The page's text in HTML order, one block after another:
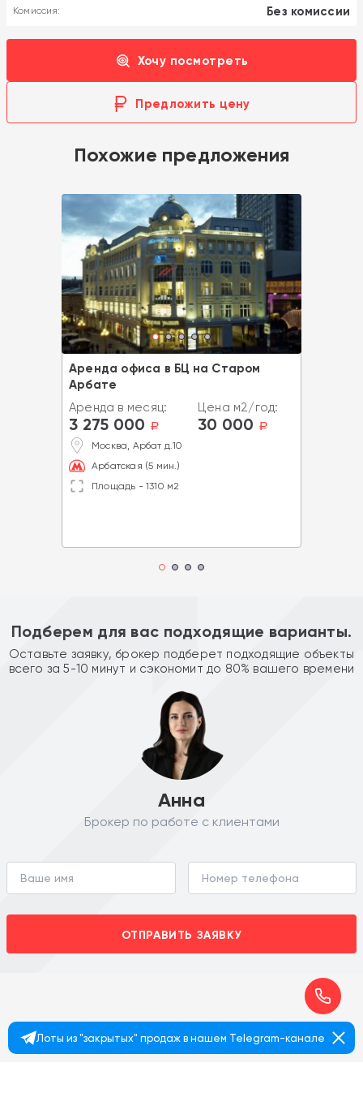
Комиссия: Без комиссии
Хочу посмотреть
Предложить цену
Похожие предложения
Аренда офиса в БЦ на Старом
Арбате
Аренда в месяц:
3 275 000 a
Цена м2/год:
30 000 a
Москва, Арбат д.10
Арбатская (5 мин.)
Площадь - 1310 м2
Подберем для вас подходящие варианты.
Оставьте заявку, брокер подберет подходящие объекты
всего за 5-10 минут и сэкономит до 80% вашего времени
Анна
Брокер по работе с клиентами
ОТПРАВИТЬ ЗАЯВКУ
Лоты из "закрытых" продаж в нашем Telegram-канале